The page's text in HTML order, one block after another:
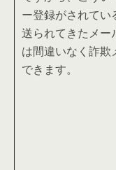
ー登録がされてい
送られてきたメー
は間違いなく詐欺
できます。